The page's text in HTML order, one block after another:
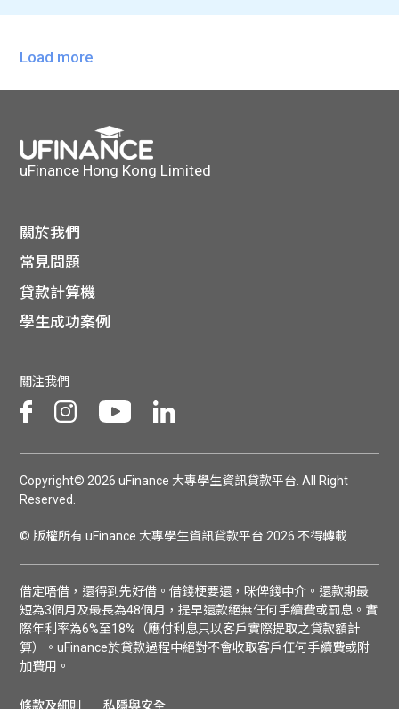
Load more
uFinance Hong Kong Limited
關於我們
常見問題
貸款計算機
學生成功案例
關注我們
Copyright© 2026 uFinance 大專學生資訊貸款平台. All Right
Reserved.
© 版權所有 uFinance 大專學生資訊貸款平台 2026 不得轉載
借定唔借，還得到先好借。借錢梗要還，咪俾錢中介。還款期最
短為3個月及最長為48個月，提早還款絕無任何手續費或罰息。實
際年利率為6%至18%（應付利息只以客戶實際提取之貸款額計
算）。uFinance於貸款過程中絕對不會收取客戶任何手續費或附
加費用。
條款及細則 私隱與安全